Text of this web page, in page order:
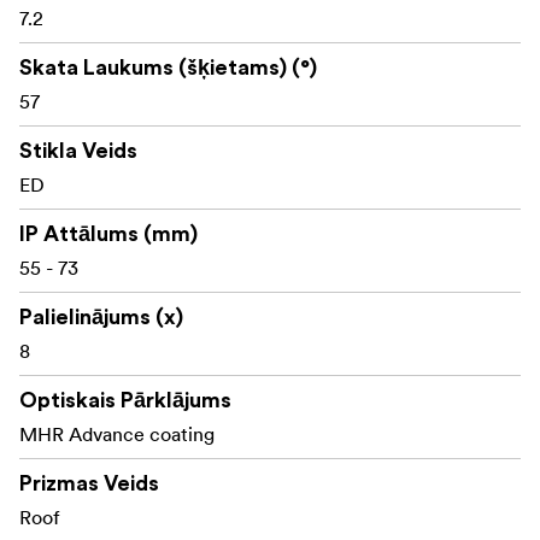
7.2
Skata Laukums (šķietams) (°)
57
Stikla Veids
ED
IP Attālums (mm)
55 - 73
Palielinājums (x)
8
Optiskais Pārklājums
MHR Advance coating
Prizmas Veids
Roof